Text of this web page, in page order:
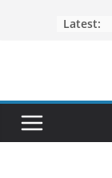
Latest: